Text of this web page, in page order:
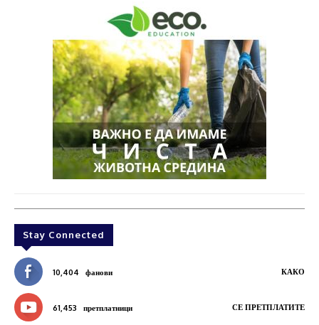
Stay Connected
10,404 фанови КАКО
61,453 претплатници СЕ ПРЕТПЛАТИТЕ